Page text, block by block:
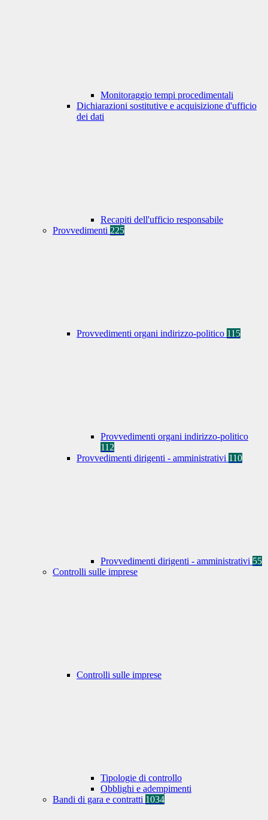
Monitoraggio tempi procedimentali
Dichiarazioni sostitutive e acquisizione d'ufficio
dei dati
Recapiti dell'ufficio responsabile
Provvedimenti 225
Provvedimenti organi indirizzo-politico 115
Provvedimenti organi indirizzo-politico
112
Provvedimenti dirigenti - amministrativi 110
Provvedimenti dirigenti - amministrativi 55
Controlli sulle imprese
Controlli sulle imprese
Tipologie di controllo
Obblighi e adempimenti
Bandi di gara e contratti 1034